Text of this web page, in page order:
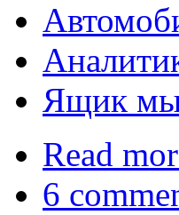
Ящик
Read
6